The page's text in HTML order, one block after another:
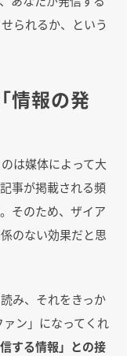
られるか、という
情報の発
は媒体によって大
事が掲載される頻
そのため、ザイア
のない効果だと思
み、それをきっか
ン」になってくれ
信する情報」との接